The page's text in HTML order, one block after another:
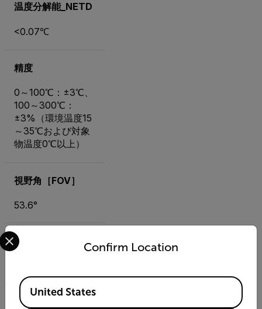
温度分解能_NETD
<0.07℃
精度
0～100℃：±3℃、
100～300℃：
±3%（環境温度15
～35℃および対象
物温度0℃以上）
視野角［FOV］
53.6°
デジタルカメラ
画像モード
Confirm Location
Select your preferred country and language from the
Available Locations
United States